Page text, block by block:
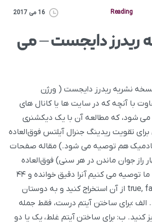
Reading 16 می 2017
ریدرز دایجست – می
نشریه ریدرز دایجست ( ورژن
با آنچه که در سایت ها یا کانال های
می شود، که مطالعه آن با یک دیکشنری
تقویت ریدینگ جنرال آیلتس فوق‌العاده
هم توصیه می شود.) مقاله صفحات
و چهار راز جوان ماندن در هر سنی) فوق‌العاده
جذاب و مفید است و ما توصیه می کنیم آنرا دقیق خوانده و ۴۴
سوال true, false, not given از آن استخراج کنید و به دوستان
الف :برای ساختن آیتم درست، فقط جمله
کنید. ب: برای ساختن آیتم غلط، یک یا دو